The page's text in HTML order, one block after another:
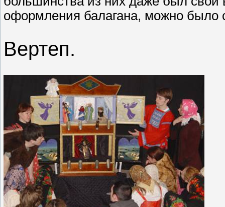
оформления балагана, можно было
Вертеп.